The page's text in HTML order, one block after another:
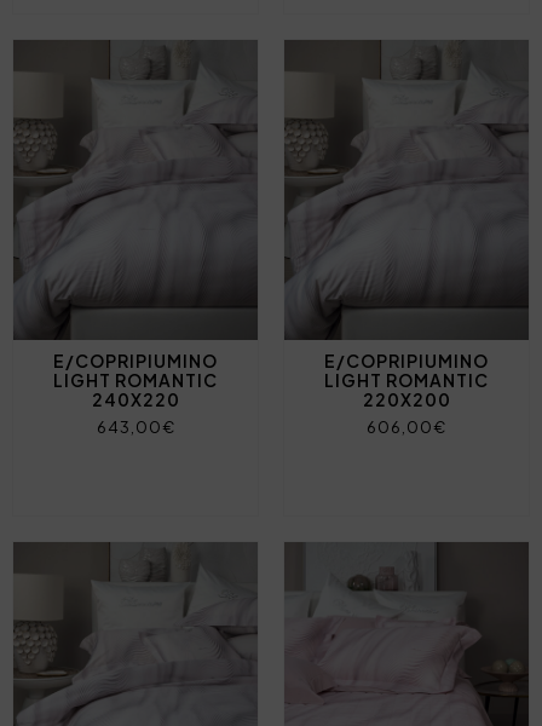
E/COPRIPIUMINO
LIGHT ROMANTIC
240X220
643,00€
E/COPRIPIUMINO
LIGHT ROMANTIC
220X200
606,00€